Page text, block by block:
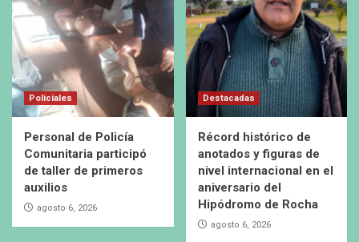
Policiales
Personal de Policía
Comunitaria participó
de taller de primeros
auxilios
agosto 6, 2026
Destacadas
Récord histórico de
anotados y figuras de
nivel internacional en el
aniversario del
Hipódromo de Rocha
agosto 6, 2026